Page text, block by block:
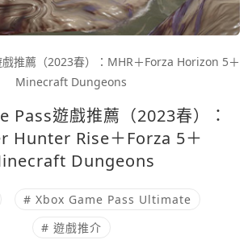
推薦（2023春）：MHR＋Forza Horizon 5＋
Minecraft Dungeons
Pass遊戲推薦（2023春）：
Hunter Rise＋Forza 5＋
Dungeons
# Xbox Game Pass Ultimate
# 遊戲推介